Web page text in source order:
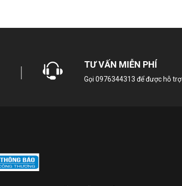
TƯ VẤN MIỄN PHÍ
Gọi 0976344313 để được hỗ trợ